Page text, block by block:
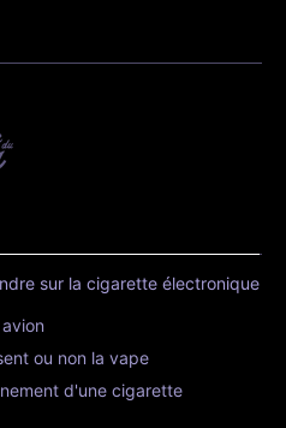
sur la cigarette électronique
ou non la vape
d'une cigarette